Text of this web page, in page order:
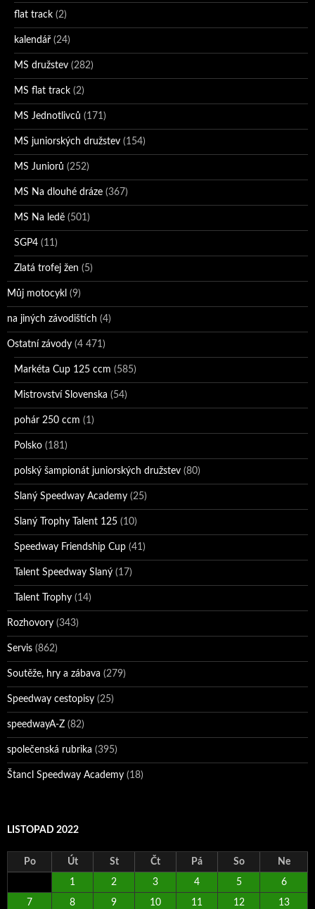
flat track (2)
kalendář (24)
MS družstev (282)
MS flat track (2)
MS Jednotlivců (171)
MS juniorských družstev (154)
MS Juniorů (252)
MS Na dlouhé dráze (367)
MS Na ledě (501)
SGP4 (11)
Zlatá trofej žen (5)
Můj motocykl (9)
na jiných závodištích (4)
Ostatní závody (4 471)
Markéta Cup 125 ccm (585)
Mistrovství Slovenska (54)
pohár 250 ccm (1)
Polsko (181)
polský šampionát juniorských družstev (80)
Slaný Speedway Academy (25)
Slaný Trophy Talent 125 (10)
Speedway Friendship Cup (41)
Talent Speedway Slaný (17)
Talent Trophy (14)
Rozhovory (343)
Servis (862)
Soutěže, hry a zábava (279)
Speedway cestopisy (25)
speedwayA-Z (82)
společenská rubrika (395)
Štancl Speedway Academy (18)
LISTOPAD 2022
Po Út St Čt Pá So Ne
1 2 3 4 5 6
7 8 9 10 11 12 13